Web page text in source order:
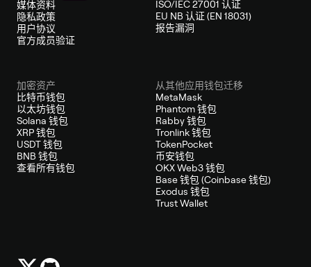
媒体资料
隐私政策
用户协议
官方成员验证
ISO/IEC 27001 认证
EU NB 认证 (EN 18031)
报告漏洞
加密资产
比特币钱包
以太坊钱包
Solana 钱包
XRP 钱包
USDT 钱包
BNB 钱包
查看所有钱包
从其他应用钱包迁移
MetaMask
Phantom 钱包
Rabby 钱包
Tronlink 钱包
TokenPocket
币安钱包
OKX Web3 钱包
Base 钱包 (Coinbase 钱包)
Exodus 钱包
Trust Wallet